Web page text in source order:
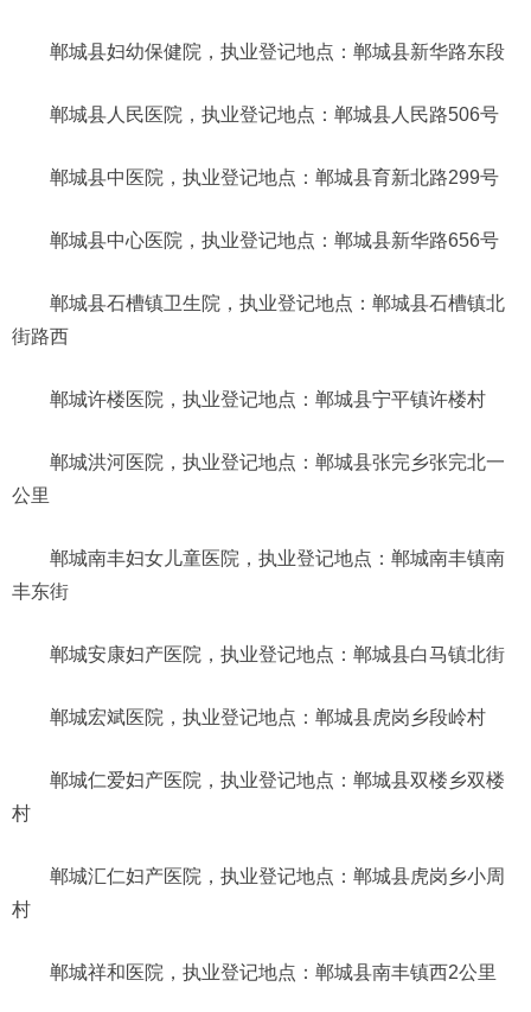
郸城县妇幼保健院，执业登记地点：郸城县新华路东段
郸城县人民医院，执业登记地点：郸城县人民路506号
郸城县中医院，执业登记地点：郸城县育新北路299号
郸城县中心医院，执业登记地点：郸城县新华路656号
郸城县石槽镇卫生院，执业登记地点：郸城县石槽镇北
街路西
郸城许楼医院，执业登记地点：郸城县宁平镇许楼村
郸城洪河医院，执业登记地点：郸城县张完乡张完北一
公里
郸城南丰妇女儿童医院，执业登记地点：郸城南丰镇南
丰东街
郸城安康妇产医院，执业登记地点：郸城县白马镇北街
郸城宏斌医院，执业登记地点：郸城县虎岗乡段岭村
郸城仁爱妇产医院，执业登记地点：郸城县双楼乡双楼
村
郸城汇仁妇产医院，执业登记地点：郸城县虎岗乡小周
村
郸城祥和医院，执业登记地点：郸城县南丰镇西2公里